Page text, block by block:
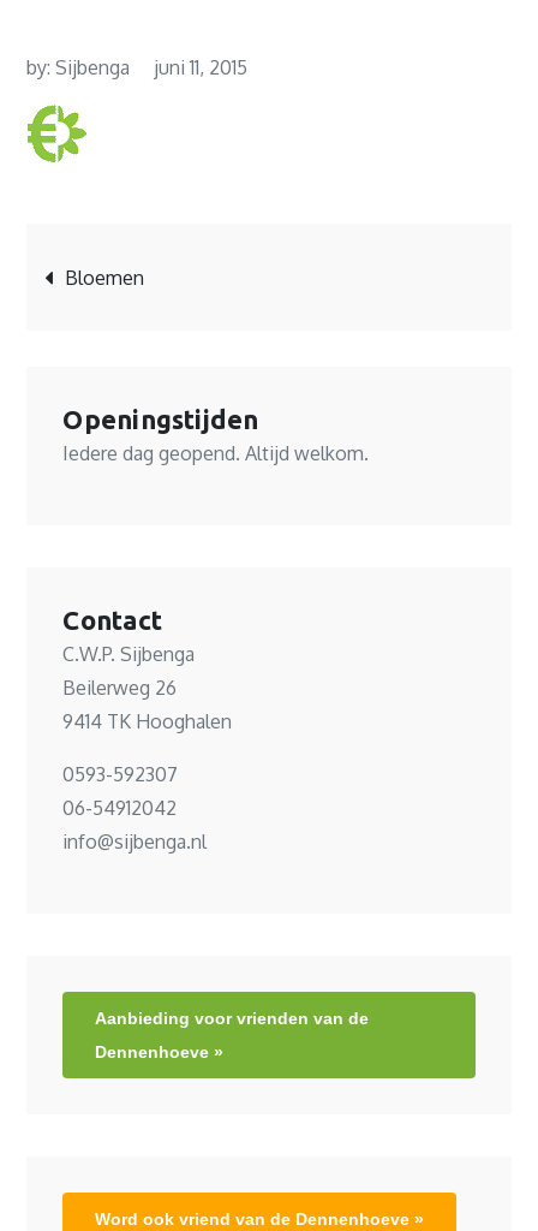
by:Sijbenga juni 11, 2015
navigatie
Bloemen
Openingstijden
Iedere dag geopend. Altijd welkom.
Contact
C.W.P. Sijbenga
Beilerweg 26
9414 TK Hooghalen
0593-592307
06-54912042
info@sijbenga.nl
Aanbieding voor vrienden van de
Dennenhoeve »
Word ook vriend van de Dennenhoeve »